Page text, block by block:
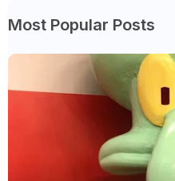
Most Popular Posts